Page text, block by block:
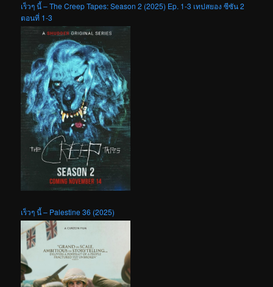
เร็วๆ นี้ – The Creep Tapes: Season 2 (2025) Ep. 1-3 เทปสยอง ซีซัน 2
ตอนที่ 1-3
เร็วๆ นี้ – Palestine 36 (2025)